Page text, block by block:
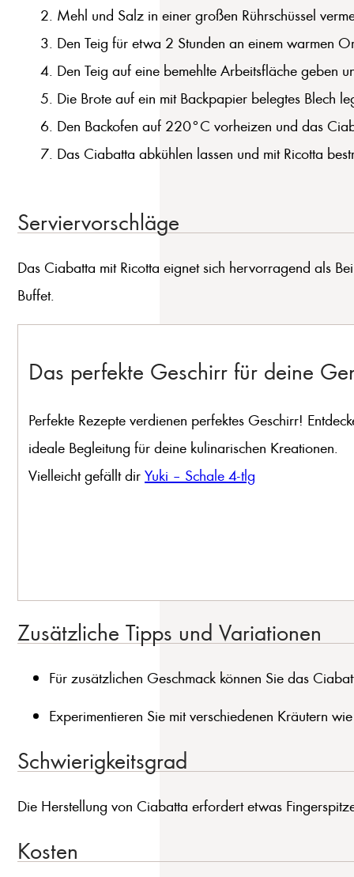
Mehl und Salz in einer großen Rührschüssel
Den Teig für etwa 2 Stunden an einem warmen
Den Teig auf eine bemehlte Arbeitsfläche geben
Die Brote auf ein mit Backpapier belegtes Blech
Den Backofen auf 220°C vorheizen und das
Das Ciabatta abkühlen lassen und mit Ricotta
Serviervorschläge
Das Ciabatta mit Ricotta eignet sich hervorragend als
Buffet.
Das perfekte Geschirr für deine
Perfekte Rezepte verdienen perfektes Geschirr!
ideale Begleitung für deine kulinarischen Kreationen.
Vielleicht gefällt dir Yuki – Schale 4-tlg
Zusätzliche Tipps und Variationen
Für zusätzlichen Geschmack können Sie das
Experimentieren Sie mit verschiedenen Kräutern
Schwierigkeitsgrad
Die Herstellung von Ciabatta erfordert etwas
Kosten